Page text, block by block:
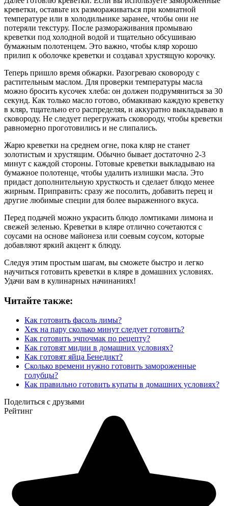
креветки, оставьте их размораживаться при комнатной
температуре или в холодильнике заранее, чтобы они не
потеряли текстуру. После размораживания промываю
креветки под холодной водой и тщательно обсушиваю
бумажным полотенцем. Это важно, чтобы кляр хорошо
прилип к оболочке креветки и создавал хрустящую корочку.
Теперь пришло время обжарки. Разогреваю сковороду с
растительным маслом. Для проверки температуры масла
можно бросить кусочек хлеба: он должен подрумяниться за 30
секунд. Как только масло готово, обмакиваю каждую креветку
в кляр, тщательно его распределяя, и аккуратно выкладываю в
сковороду. Не следует перегружать сковороду, чтобы креветки
равномерно проготовились и не слипались.
Жарю креветки на среднем огне, пока кляр не станет
золотистым и хрустящим. Обычно бывает достаточно 2-3
минут с каждой стороны. Готовые креветки выкладываю на
бумажное полотенце, чтобы удалить излишки масла. Это
придаст дополнительную хрусткость и сделает блюдо менее
жирным. Приправить: сразу же посолить, добавить перец и
другие любимые специи для более выраженного вкуса.
Перед подачей можно украсить блюдо ломтиками лимона и
свежей зеленью. Креветки в кляре отлично сочетаются с
соусами на основе майонеза или соевым соусом, которые
добавляют яркий акцент к блюду.
Следуя этим простым шагам, вы сможете быстро и легко
научиться готовить креветки в кляре в домашних условиях.
Удачи вам в кулинарных начинаниях!
Читайте также:
Как готовить фасоль лимы?
Хек на пару сколько минут следует готовить?
Как готовить эчпочмак по рецепту?
Как готовят мидии в домашних условиях?
Как готовят яйца Бенедикт?
Сколько времени нужно готовить замороженные
голубцы?
Как правильно готовить купаты в домашних условиях?
Поделиться с друзьями
Рейтинг